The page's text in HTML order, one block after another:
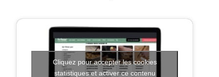
Cliquez pour accepter les cookies
statistiques et activer ce contenu